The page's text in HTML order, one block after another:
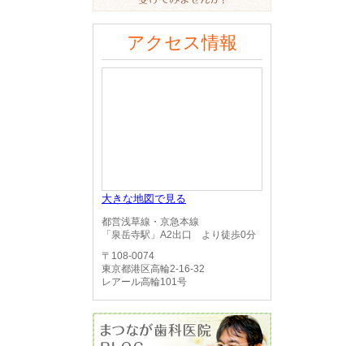
アクセス情報
大きな地図で見る
都営浅草線・京急本線
「泉岳寺駅」A2出口 より徒歩0分
〒108-0074
東京都港区高輪2-16-32
レアール高輪101号